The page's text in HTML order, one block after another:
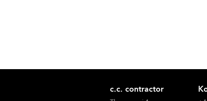
c.c. contractor